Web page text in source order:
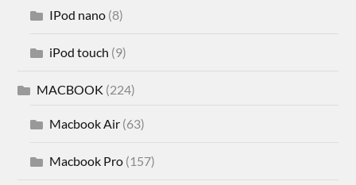
IPod nano (8)
iPod touch (9)
MACBOOK (224)
Macbook Air (63)
Macbook Pro (157)